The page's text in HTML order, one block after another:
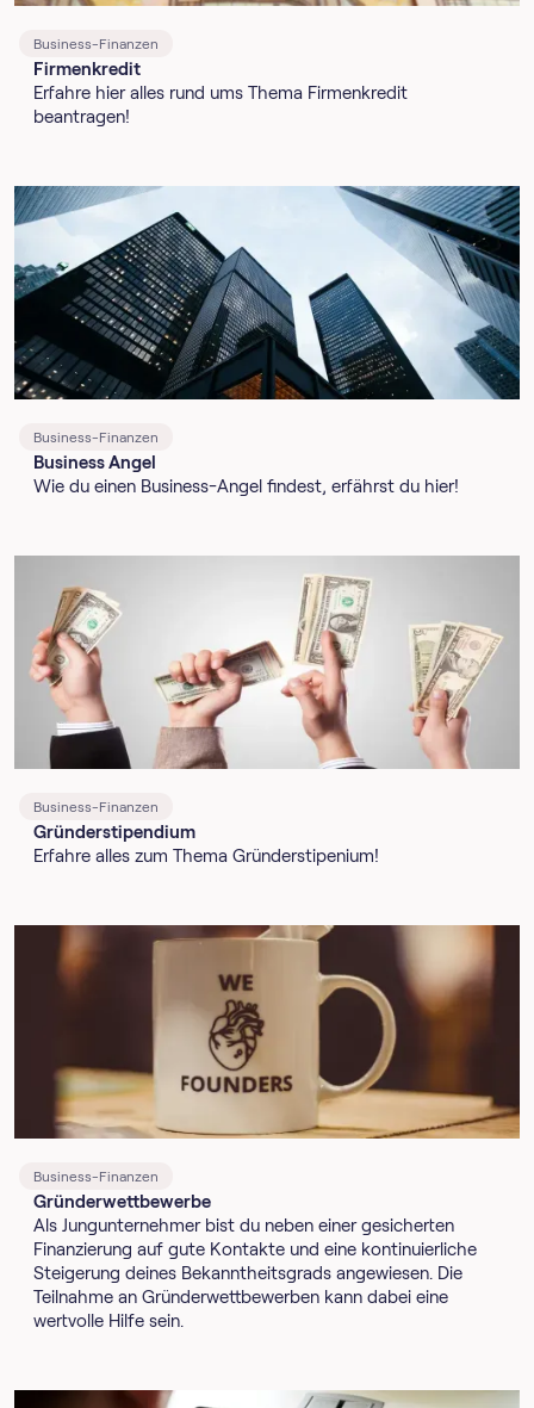
Business-Finanzen
Firmenkredit
Erfahre hier alles rund ums Thema Firmenkredit
beantragen!
Business-Finanzen
Business Angel
Wie du einen Business-Angel findest, erfährst du hier!
Business-Finanzen
Gründerstipendium
Erfahre alles zum Thema Gründerstipenium!
Business-Finanzen
Gründerwettbewerbe
Als Jungunternehmer bist du neben einer gesicherten
Finanzierung auf gute Kontakte und eine kontinuierliche
Steigerung deines Bekanntheitsgrads angewiesen. Die
Teilnahme an Gründerwettbewerben kann dabei eine
wertvolle Hilfe sein.